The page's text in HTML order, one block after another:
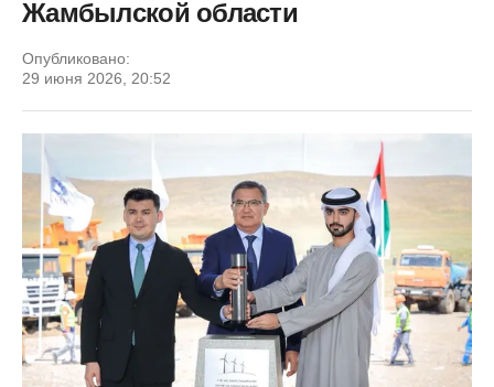
Жамбылской области
Опубликовано:
29 июня 2026, 20:52